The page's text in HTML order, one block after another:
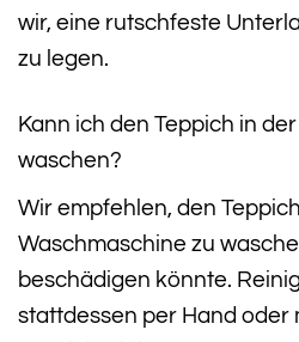
wir, eine rutschfeste
zu legen.
Kann ich den Teppich in
waschen?
Wir empfehlen, den
Waschmaschine zu
beschädigen könnte.
stattdessen per Hand oder